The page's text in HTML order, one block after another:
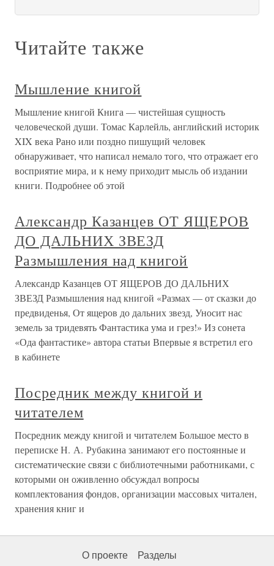
Читайте также
Мышление книгой
Мышление книгой Книга — чистейшая сущность
человеческой души. Томас Карлейль, английский историк
XIX века Рано или поздно пишущий человек
обнаруживает, что написал немало того, что отражает его
восприятие мира, и к нему приходит мысль об издании
книги. Подробнее об этой
Александр Казанцев ОТ ЯЩЕРОВ
ДО ДАЛЬНИХ ЗВЕЗД
Размышления над книгой
Александр Казанцев ОТ ЯЩЕРОВ ДО ДАЛЬНИХ
ЗВЕЗД Размышления над книгой «Размах — от сказки до
предвиденья, От ящеров до дальних звезд, Уносит нас
земель за тридевять Фантастика ума и грез!» Из сонета
«Ода фантастике» автора статьи Впервые я встретил его
в кабинете
Посредник между книгой и
читателем
Посредник между книгой и читателем Большое место в
переписке Н. А. Рубакина занимают его постоянные и
систематические связи с библиотечными работниками, с
которыми он оживленно обсуждал вопросы
комплектования фондов, организации массовых читален,
хранения книг и
О проекте Разделы